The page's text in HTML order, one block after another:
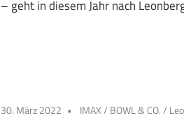
– geht in diesem Jahr nach
30. März 2022 IMAX/ BOWL & CO./